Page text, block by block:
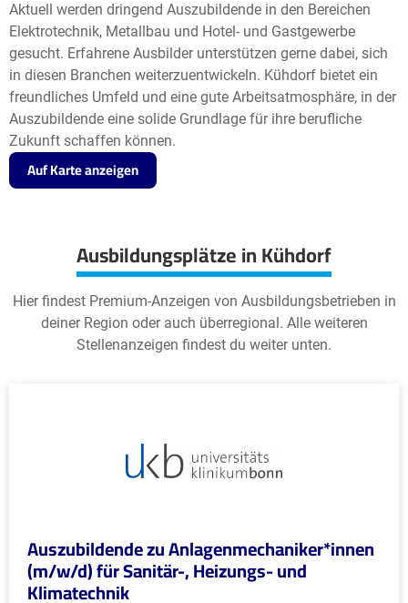
Aktuell werden dringend Auszubildende in den Bereichen
Elektrotechnik, Metallbau und Hotel- und Gastgewerbe
gesucht. Erfahrene Ausbilder unterstützen gerne dabei, sich
in diesen Branchen weiterzuentwickeln. Kühdorf bietet ein
freundliches Umfeld und eine gute Arbeitsatmosphäre, in der
Auszubildende eine solide Grundlage für ihre berufliche
Zukunft schaffen können.
Auf Karte anzeigen
Ausbildungsplätze in Kühdorf
Hier findest Premium-Anzeigen von Ausbildungsbetrieben in
deiner Region oder auch überregional. Alle weiteren
Stellenanzeigen findest du weiter unten.
Auszubildende zu Anlagenmechaniker*innen
(m/w/d) für Sanitär-, Heizungs- und
Klimatechnik